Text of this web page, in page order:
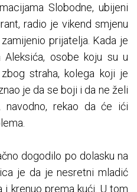
Slobodne, ubijeni
radio je vikend smjenu
prijatelja. Kada je
Aleksića, osobe koju su u
straha, kolega koji je
je da se boji i da ne želi
navodno, rekao da će ići
dogodilo po dolasku na
je da je nesretni mladić
krenuo prema kući. U tom